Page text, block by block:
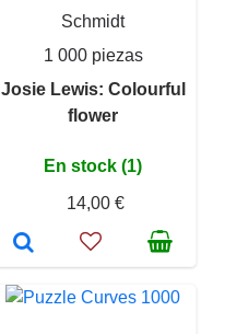
Schmidt
1 000 piezas
Josie Lewis: Colourful
flower
En stock (1)
14,00 €